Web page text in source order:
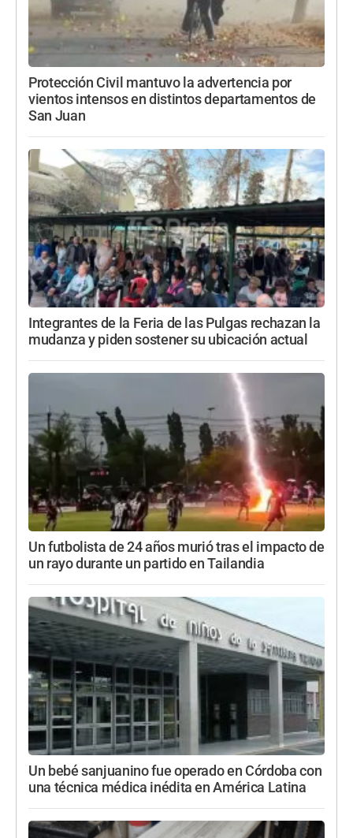
Protección Civil mantuvo la advertencia por
vientos intensos en distintos departamentos de
San Juan
Integrantes de la Feria de las Pulgas rechazan la
mudanza y piden sostener su ubicación actual
Un futbolista de 24 años murió tras el impacto de
un rayo durante un partido en Tailandia
Un bebé sanjuanino fue operado en Córdoba con
una técnica médica inédita en América Latina